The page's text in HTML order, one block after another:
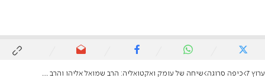
ערוץ 7 כיפה סרוגה שיחה של עומק ואקטואליה: הרב שמואל אליהו והרב יהושע שפירא בפודקאסט מיוחד